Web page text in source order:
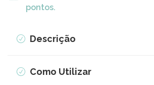
pontos.
Descrição
Como Utilizar